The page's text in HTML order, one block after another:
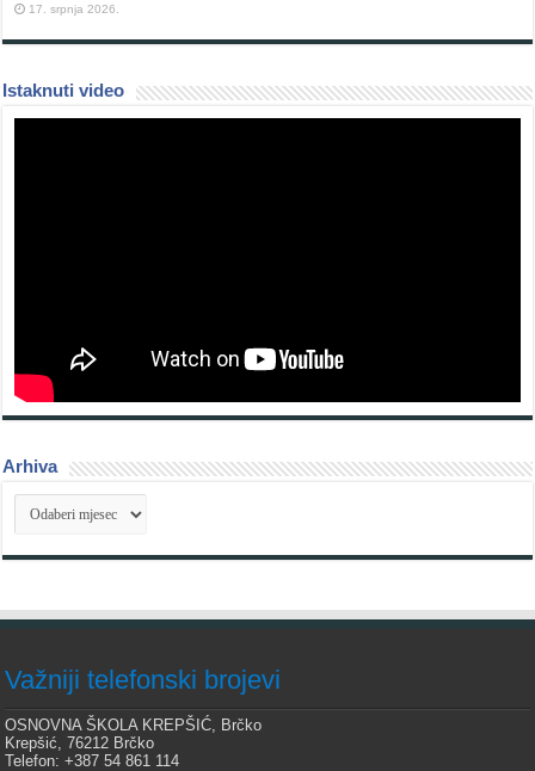
17. srpnja 2026.
Istaknuti video
Arhiva
Arhiva
Važniji telefonski brojevi
OSNOVNA ŠKOLA KREPŠIĆ, Brčko
Krepšić, 76212 Brčko
Telefon: +387 54 861 114